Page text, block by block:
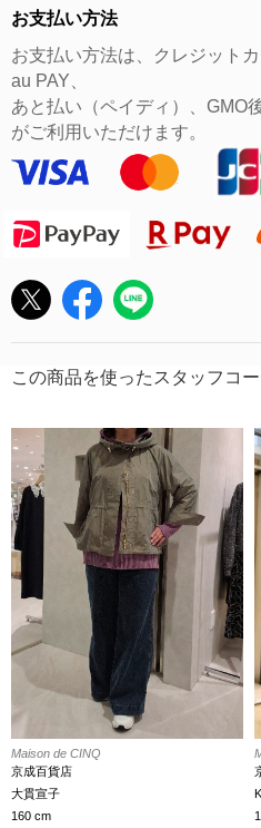
お支払い方法
お支払い方法は、クレジット
au PAY、
あと払い（ペイディ）、GMO
がご利用いただけます。
この商品を使ったスタッフコ
Maison de CINQ
京成百貨店
大貫宣子
160 cm